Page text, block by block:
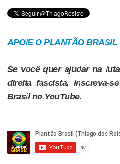
APOIE O PLANTÃO
Se você quer ajudar na
direita fascista, inscreva-
Brasil no YouTube.